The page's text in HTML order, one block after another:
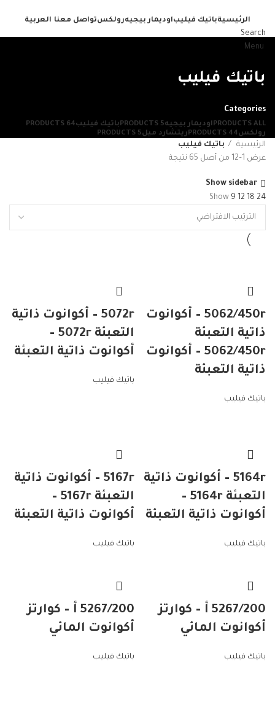
الرئيسيةباتيك فيليباوديمار بيجيهرولكستواصل معنا العربية
Search
Menu
باتيك فيليب
Categories
ALL
PRODUCTSاوديمار بيجيه5 PRODUCTS باتيك فيليب64 PRODUCTS
رولكس44 PRODUCTS ريتشارد ميل5 PRODUCTS
الرئيسية
باتيك فيليب
عرض 1–12 من أصل 65 نتيجة
Show sidebar
Show 9 12 18 24
5062/450r – أكوانوت
ذاتية التعبئة
5062/450r – أكوانوت
ذاتية التعبئة
باتيك فيليب
5072r – أكوانوت ذاتية
التعبئة 5072r –
أكوانوت ذاتية التعبئة
باتيك فيليب
5164r – أكوانوت ذاتية
التعبئة 5164r –
أكوانوت ذاتية التعبئة
باتيك فيليب
5167r – أكوانوت ذاتية
التعبئة 5167r –
أكوانوت ذاتية التعبئة
باتيك فيليب
5267/200 أ – كوارتز
أكوانوت المائي
باتيك فيليب
5267/200 أ – كوارتز
أكوانوت المائي
باتيك فيليب